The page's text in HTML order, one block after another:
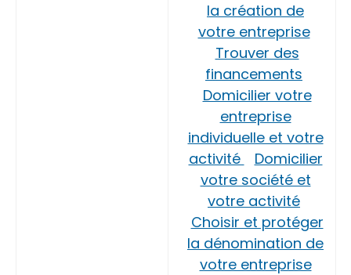
la création de
votre entreprise
Trouver des
financements
Domicilier votre
entreprise
individuelle et votre
activité
Domicilier
votre société et
votre activité
Choisir et protéger
la dénomination de
votre entreprise